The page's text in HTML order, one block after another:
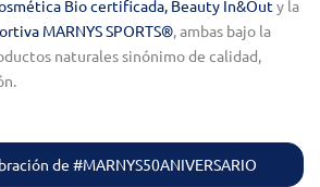
Bio certificada, Beauty In&Outy la
MARNYS SPORTS®, ambas bajo la
naturales sinónimo de calidad,
de #MARNYS50ANIVERSARIO